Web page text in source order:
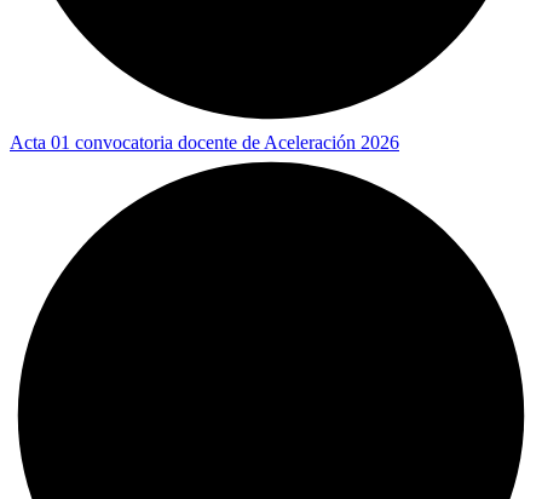
Acta 01 convocatoria docente de Aceleración 2026